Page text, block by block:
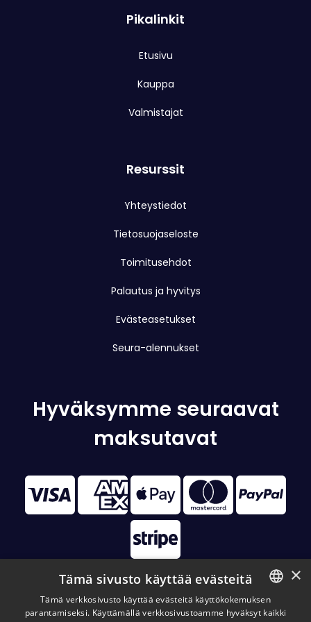
Pikalinkit
Etusivu
Kauppa
Valmistajat
Resurssit
Yhteystiedot
Tietosuojaseloste
Toimitusehdot
Palautus ja hyvitys
Evästeasetukset
Seura-alennukset
Hyväksymme seuraavat
maksutavat
FINNISH
×
Tämä sivusto käyttää evästeitä
Tämä verkkosivusto käyttää evästeitä käyttökokemuksen
parantamiseksi. Käyttämällä verkkosivustoamme hyväksyt kaikki